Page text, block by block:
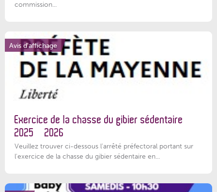
commission...
Avis d'affichage
Exercice de la chasse du gibier sédentaire
2025 – 2026
Veuillez trouver ci-dessous l'arrêté préfectoral portant sur
l'exercice de la chasse du gibier sédentaire en...